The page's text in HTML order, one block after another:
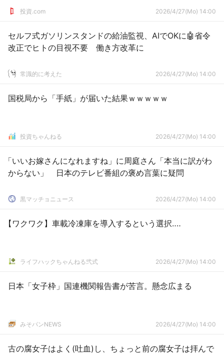
投資.com 2026/4/27(Mo) 14:00
セルフ式ガソリンスタンドの給油監視、AIでOKに🤖省令
改正でヒトの目視不要 働き方改革に
常識的に考えた 2026/4/27(Mo) 14:00
国税局から「手紙」が届いた結果ｗｗｗｗｗ
投資ちゃんねる 2026/4/27(Mo) 14:00
「いいお嫁さんになれますね」に周庭さん「本当に訳がわ
からない」 日本のテレビ番組の褒め言葉に疑問
黒マッチョニュース 2026/4/27(Mo) 14:00
【ワクワク】車載冷凍庫を導入するという選択‥‥
ライフハックちゃんねる弐式 2026/4/27(Mo) 14:00
日本「女子枠」国連機関報告書が苦言。懸念広まる
みそパンNEWS 2026/4/27(Mo) 14:00
古の腐女子はよく(吐血)し、ちょっと前の腐女子は拝んで